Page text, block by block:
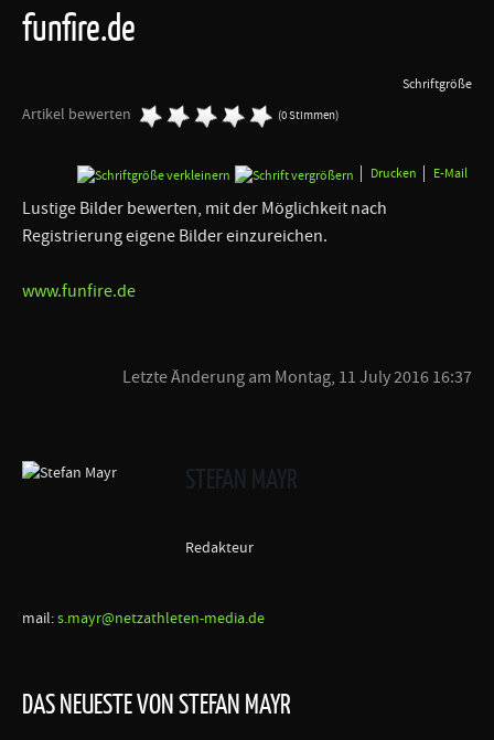
funfire.de
Artikel bewerten (0 Stimmen)
Schriftgröße
Drucken E-Mail
Lustige Bilder bewerten, mit der Möglichkeit nach
Registrierung eigene Bilder einzureichen.
www.funfire.de
Letzte Änderung am Montag, 11 July 2016 16:37
STEFAN MAYR
Redakteur
mail:s.mayr@netzathleten-media.de
DAS NEUESTE VON STEFAN MAYR